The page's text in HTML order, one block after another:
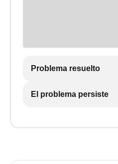
Problema resuelto
El problema persiste